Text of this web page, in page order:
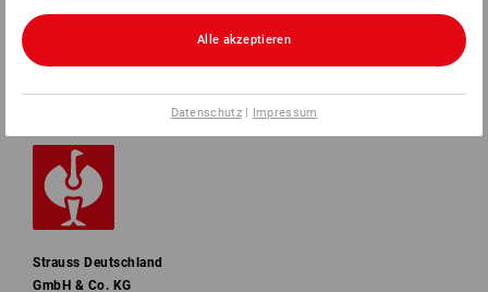
INFORMATIONEN
ZAHLARTEN
Strauss Deutschland
GmbH & Co. KG
Alle akzeptieren
Datenschutz| Impressum